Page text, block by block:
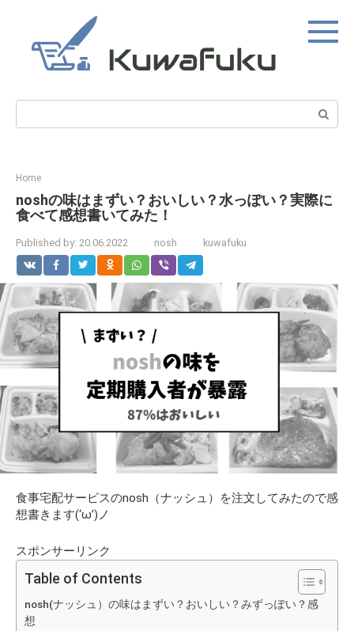
content
Search:
Home
noshの味はまずい？おいしい？水っぽい？実際に
食べて感想書いてみた！
Published by: 20.06.2022 nosh kuwafuku
食事宅配サービスのnosh（ナッシュ）を注文してみたので感
想書きます(‘ω’)ノ
スポンサーリンク
Table of Contents
nosh(ナッシュ）の味はまずい？おいしい？みずっぽい？感
想